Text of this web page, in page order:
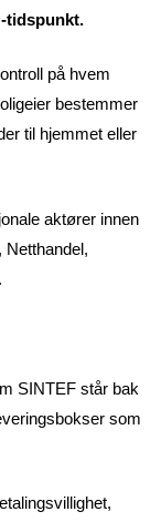
tidspunkt.
på hvem
bestemmer
til hjemmet eller
aktører innen
Netthandel,
SINTEF står bak
som